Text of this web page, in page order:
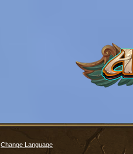
Change Language